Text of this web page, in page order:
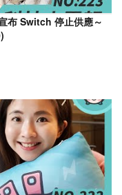
布 Switch 停止供應～